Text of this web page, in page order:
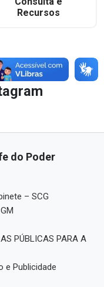
Recursos
do Poder
– SCG
PÚBLICAS PARA A
e Publicidade